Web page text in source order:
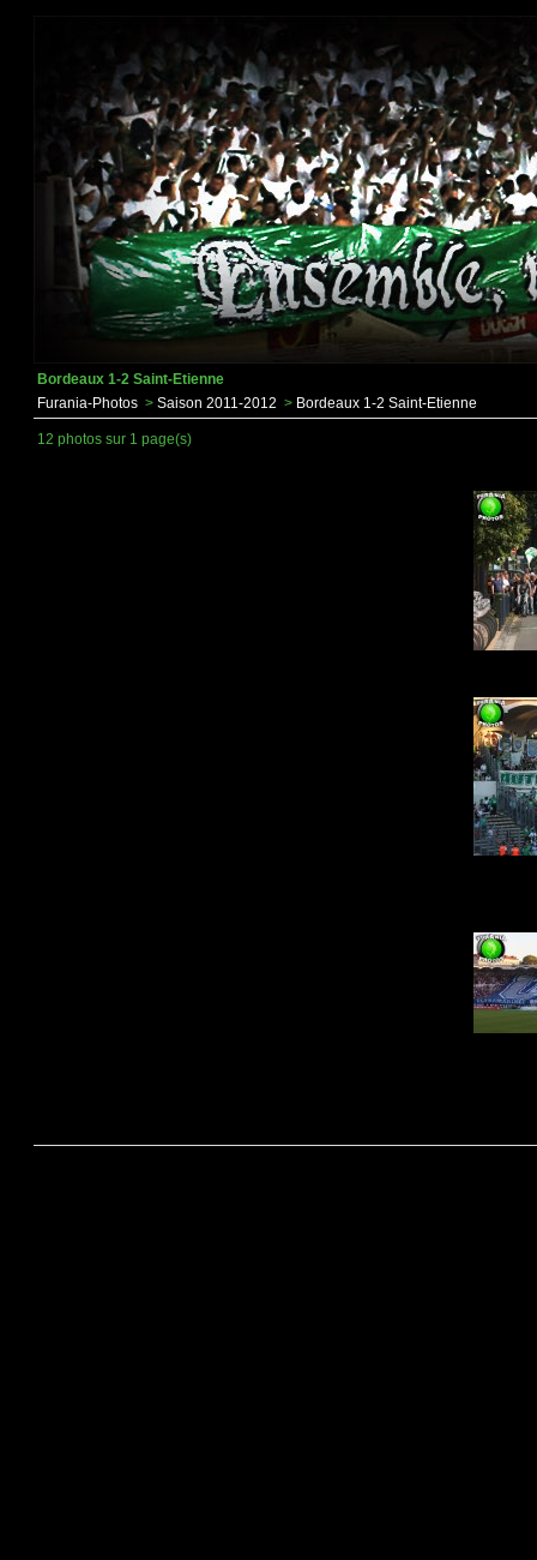
Bordeaux 1-2 Saint-Etienne
Furania-Photos > Saison 2011-2012 > Bordeaux 1-2 Saint-Etienne
12 photos sur 1 page(s)